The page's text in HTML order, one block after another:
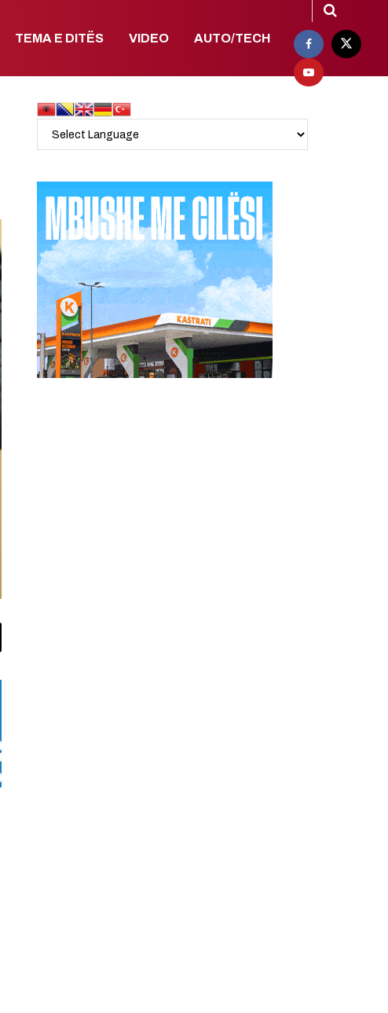
TEMA E DITËS VIDEO AUTO/TECH